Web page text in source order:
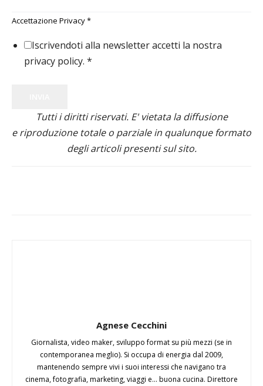
Accettazione Privacy*
Iscrivendoti alla newsletter accetti la nostra
privacy policy. *
Tutti i diritti riservati. E' vietata la diffusione
e riproduzione totale o parziale in qualunque formato
degli articoli presenti sul sito.
Agnese Cecchini
Giornalista, video maker, sviluppo format su più mezzi (se in
contemporanea meglio). Si occupa di energia dal 2009,
mantenendo sempre vivi i suoi interessi che navigano tra
cinema, fotografia, marketing, viaggi e... buona cucina. Direttore